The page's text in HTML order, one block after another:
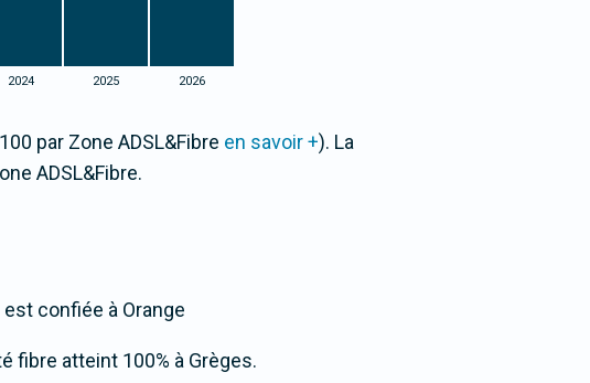
2024 2025 2026
par Zone ADSL&Fibre en savoir +). La
ADSL&Fibre.
confiée à Orange
fibre atteint 100% à Grèges.